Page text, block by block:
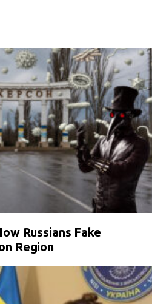
Russians Fake
Region